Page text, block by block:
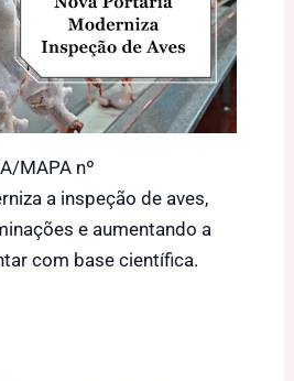
MAPA nº
a inspeção de aves,
e aumentando a
com base científica.